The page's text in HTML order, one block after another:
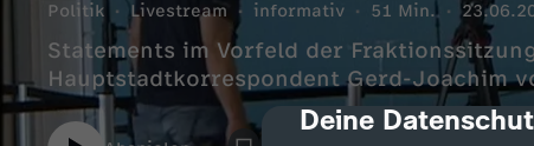
cmp-dialog-
Deine
Politik Livestream informativ 51 Min.
Statements im Vorfeld der
Hauptstadtkorrespondent Gerd-Joachim